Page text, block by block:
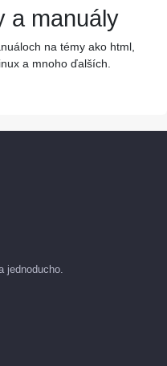
a manuály
na témy ako html,
a mnoho ďalších.
jednoducho.